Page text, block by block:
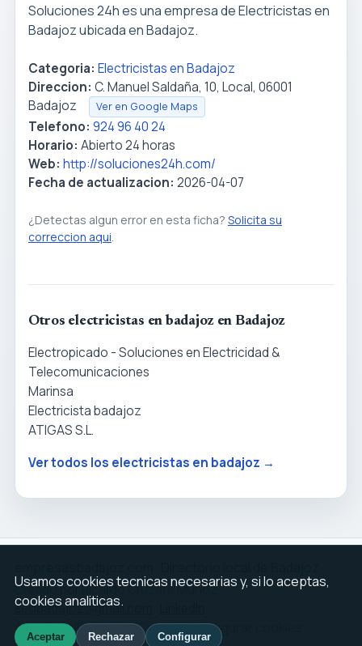
Soluciones 24h es una empresa de Electricistas en
Badajoz ubicada en Badajoz.
Categoria: Electricistas en Badajoz
Direccion: C. Manuel Saldaña, 10, Local, 06001
Badajoz
Ver en Google Maps
Telefono: 924 96 40 24
Horario: Abierto 24 horas
Web: http://soluciones24h.com/
Fecha de actualizacion: 2026-04-07
¿Detectas algun error en esta ficha? Solicita su
correccion aqui
Otros electricistas en badajoz en Badajoz
Electropicado - Soluciones en Electricidad &
Telecomunicaciones
Marinsa
Electricista badajoz
ATIGAS S.L.
Ver todos los electricistas en badajoz →
Creado por Ricardo Cruzate Muñoz ·
seobadajoz@gmail.com
Aviso legalPrivacidadCookiesConfigurar cookies
Usamos cookies tecnicas necesarias y, si lo aceptas,
cookies analiticas.
Aceptar Rechazar Configurar